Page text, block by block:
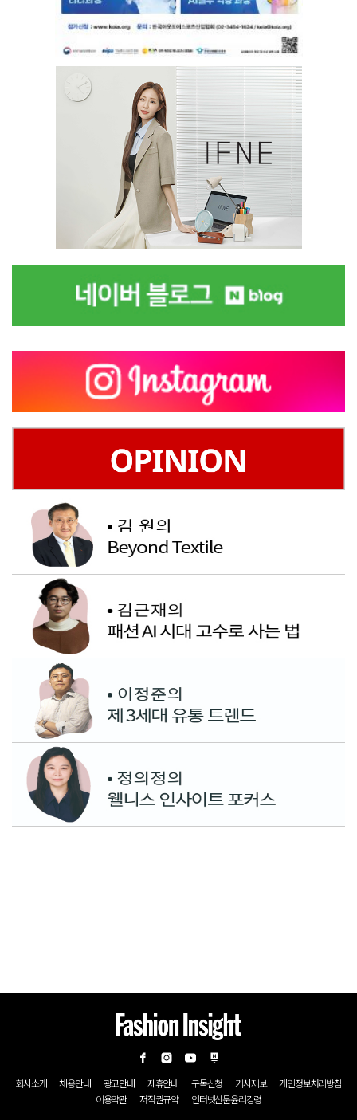
회사소개 채용안내 광고안내 제휴안내 구독신청 기사제보
개인정보처리방침
이용약관
저작권규약 인터넷신문윤리강령